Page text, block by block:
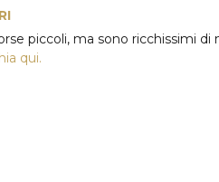
piccoli, ma sono ricchissimi di
qui.